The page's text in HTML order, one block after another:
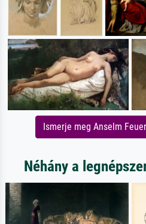
Ismerje meg Anselm
Néhány a